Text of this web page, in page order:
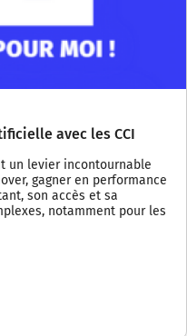
avec les CCI
un levier incontournable
gagner en performance
son accès et sa
notamment pour les